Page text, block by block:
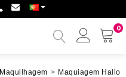
0
Minha
Maquilhagem > Maquiagem